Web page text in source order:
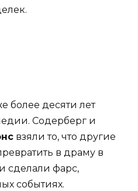
более десяти лет
Содерберг и
взяли то, что другие
в драму в
и сделали фарс,
событиях.